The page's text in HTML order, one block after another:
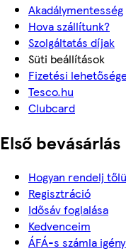
Akadálymentesség
Hova szállítunk?
Szolgáltatás díjak
Süti beállítások
Fizetési
Tesco.hu
Clubcard
Első bevásárlás
Hogyan rendelj
Regisztráció
Idősáv foglalása
Kedvenceim
ÁFÁ-s számla